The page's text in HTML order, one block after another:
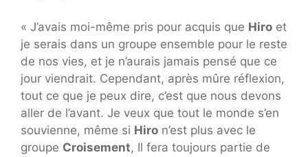
« J’avais moi-même pris pour acquis que Hiro et
je serais dans un groupe ensemble pour le reste
de nos vies, et je n’aurais jamais pensé que ce
jour viendrait. Cependant, après mûre réflexion,
tout ce que je peux dire, c’est que nous devons
aller de l’avant. Je veux que tout le monde s’en
souvienne, même si Hiro n’est plus avec le
groupe Croisement, Il fera toujours partie de